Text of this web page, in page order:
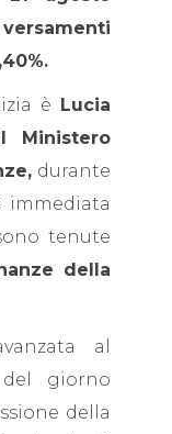
versamenti
è
Lucia
Ministero
durante
immediata
tenute
della
al
giorno
della